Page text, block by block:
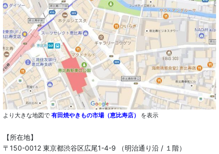
より大きな地図で 有田焼やきもの市場（恵比寿店） を表示
【所在地】
〒150-0012 東京都渋谷区広尾1-4-9 （明治通り沿 / １階）